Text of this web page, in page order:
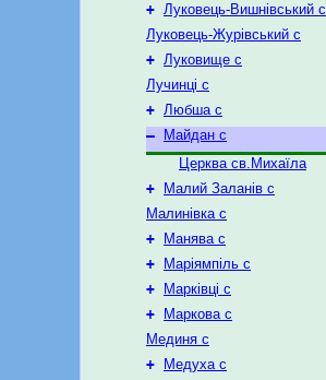
+ Луковець-Вишнівський с
Луковець-Журівський с
+ Луковище с
Лучинці с
+ Любша с
–
Майдан с
Церква св.Михаїла
+
Малий Заланів с
Малинівка с
+
Манява с
+
Маріямпіль с
+
Марківці с
+
Маркова с
Мединя с
+
Медуха с